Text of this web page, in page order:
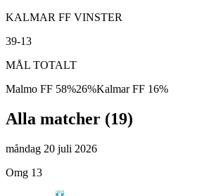
KALMAR FF VINSTER
39-13
MÅL TOTALT
Malmo FF 58%26%Kalmar FF 16%
Alla matcher (19)
måndag 20 juli 2026
Omg 13